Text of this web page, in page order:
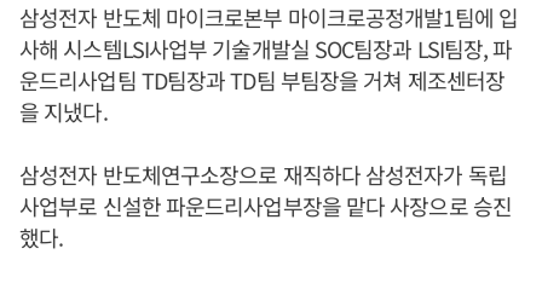
삼성전자 반도체 마이크로본부 마이크로공정개발1팀에 입
사해 시스템LSI사업부 기술개발실 SOC팀장과 LSI팀장, 파
운드리사업팀 TD팀장과 TD팀 부팀장을 거쳐 제조센터장
을 지냈다.
삼성전자 반도체연구소장으로 재직하다 삼성전자가 독립
사업부로 신설한 파운드리사업부장을 맡다 사장으로 승진
했다.